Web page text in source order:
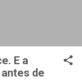
E a
de